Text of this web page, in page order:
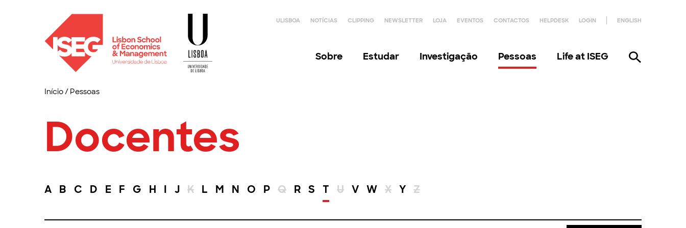
ULISBOA NOTÍCIAS CLIPPING NEWSLETTER LOJA EVENTOS CONTACTOS HELPDESK LOGIN ENGLISH
Sobre Estudar Investigação Pessoas Life at ISEG
Início/ Pessoas
Docentes
A B C D E F G H I J K L M N O P Q R S T U V W X Y Z